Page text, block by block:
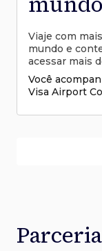
Viaje com
mundo e
acessar mais
Você
Visa Airport